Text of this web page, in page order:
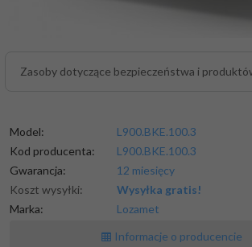
Zasoby dotyczące bezpieczeństwa i
Model:
L900.BKE.100.3
Kod producenta:
L900.BKE.100.3
Gwarancja:
12 miesięcy
Koszt wysyłki:
Wysyłka gratis!
Marka:
Lozamet
Informacje o producencie